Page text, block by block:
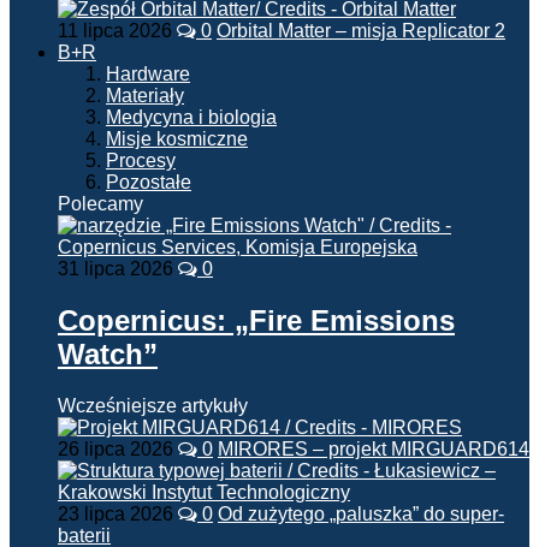
11 lipca 2026 0 Orbital Matter – misja Replicator 2
B+R
Hardware
Materiały
Medycyna i biologia
Misje kosmiczne
Procesy
Pozostałe
Polecamy
31 lipca 2026 0
Copernicus: „Fire Emissions
Watch”
Wcześniejsze artykuły
26 lipca 2026 0 MIRORES – projekt MIRGUARD614
23 lipca 2026 0 Od zużytego „paluszka” do super-
baterii